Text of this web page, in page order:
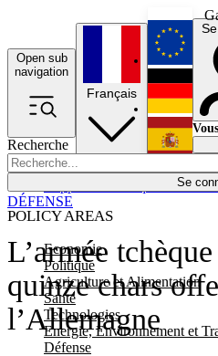
Open sub
navigation
Recherche
Se
POLICY AREAS
Economie
Politique
Agriculture et Alimentation
Santé
Technologies
Energie, Environnement et
Défense
Économie
Français
L’armée
quinze chars
l’Allemagne
DÉFENSE